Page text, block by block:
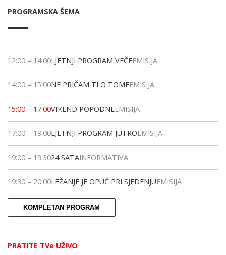
PROGRAMSKA ŠEMA
12:00 – 14:00LJETNJI PROGRAM VEČEEMISIJA
14:00 – 15:00NE PRIČAM TI O TOMEEMISIJA
15:00 – 17:00VIKEND POPODNEEMISIJA
17:00 – 19:00LJETNJI PROGRAM JUTROEMISIJA
19:00 – 19:3024 SATAINFORMATIVA
19:30 – 20:00LEŽANJE JE OPUČ PRI SJEDENJUEMISIJA
KOMPLETAN PROGRAM
PRATITE TVe UŽIVO